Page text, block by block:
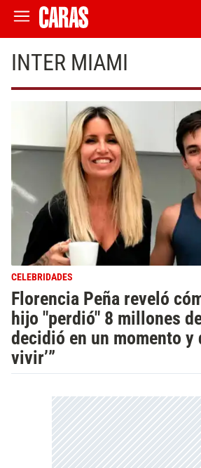
INTER MIAMI
CELEBRIDADES
Florencia Peña reveló
hijo "perdió" 8 millones
decidió en un momento y
vivir’”